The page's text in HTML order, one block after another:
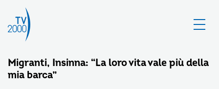
Migranti, Insinna: “La loro vita vale più della
mia barca”